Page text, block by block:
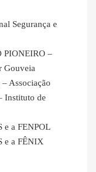
Segurança e
PIONEIRO –
Gouveia
Associação
Instituto de
e a FENPOL
e a FÊNIX